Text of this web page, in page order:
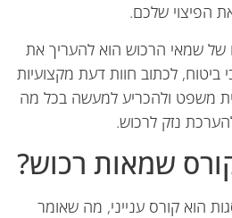
שלכם.
שמאי הרכוש הוא להעריך את
לכתוב חוות דעת מקצועיות
ולהכריע למעשה בכל מה
נזק לרכוש.
שמאות רכוש?
קורס ענייני, מה שאומר